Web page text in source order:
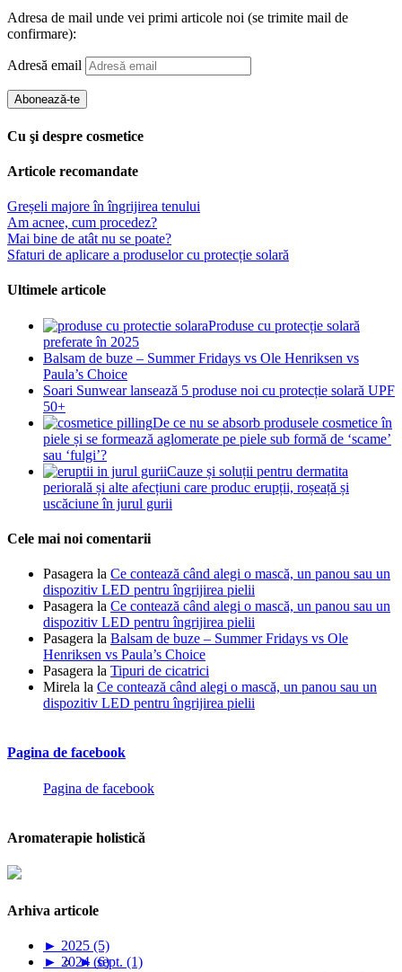
Adresa de mail unde vei primi articole noi (se trimite mail de
confirmare):
Adresă email
Abonează-te
Cu şi despre cosmetice
Articole recomandate
Greșeli majore în îngrijirea tenului
Am acnee, cum procedez?
Mai bine de atât nu se poate?
Sfaturi de aplicare a produselor cu protecție solară
Ultimele articole
Produse cu protecție solară
preferate în 2025
Balsam de buze – Summer Fridays vs Ole Henriksen vs
Paula’s Choice
Soari Sunwear lansează 5 produse noi cu protecție solară UPF
50+
De ce nu se absorb produsele cosmetice în
piele și se formează aglomerate pe piele sub formă de ‘scame’
sau ‘fulgi’?
Cauze și soluții pentru dermatita
periorală și alte afecțiuni care produc erupții, roșeață și
uscăciune în jurul gurii
Cele mai noi comentarii
Pasagera la Ce contează când alegi o mască, un panou sau un
dispozitiv LED pentru îngrijirea pielii
Pasagera la Ce contează când alegi o mască, un panou sau un
dispozitiv LED pentru îngrijirea pielii
Pasagera la Balsam de buze – Summer Fridays vs Ole
Henriksen vs Paula’s Choice
Pasagera la Tipuri de cicatrici
Mirela la Ce contează când alegi o mască, un panou sau un
dispozitiv LED pentru îngrijirea pielii
Pagina de facebook
Pagina de facebook
Aromaterapie holistică
Arhiva articole
► 2025 (5)
► sept. (1)
► 2024 (6)